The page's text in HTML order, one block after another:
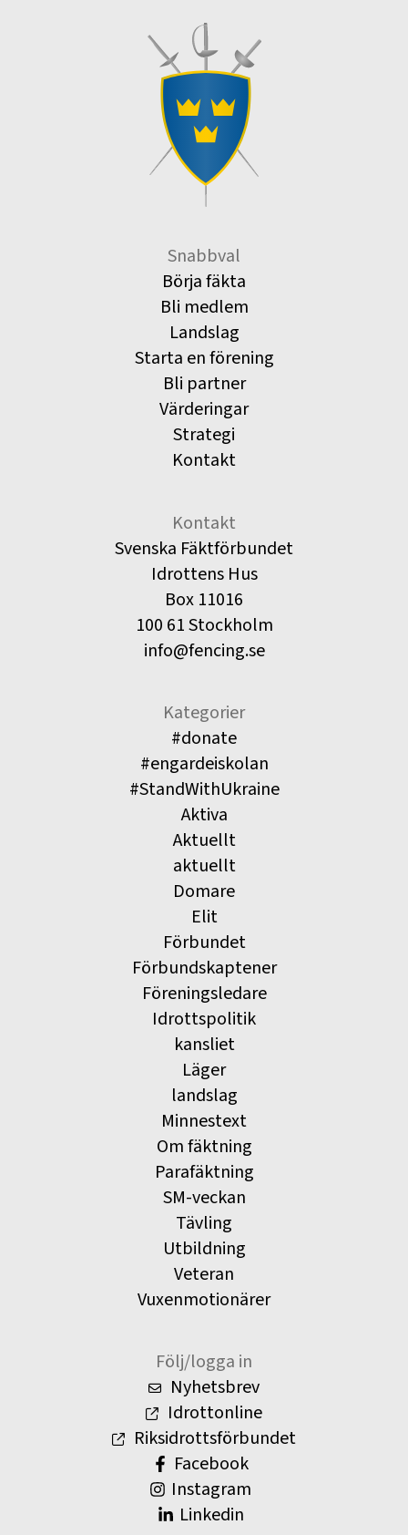
Snabbval
Börja fäkta
Bli medlem
Landslag
Starta en förening
Bli partner
Värderingar
Strategi
Kontakt
Kontakt
Svenska Fäktförbundet
Idrottens Hus
Box 11016
100 61 Stockholm
info@fencing.se
Kategorier
#donate
#engardeiskolan
#StandWithUkraine
Aktiva
Aktuellt
aktuellt
Domare
Elit
Förbundet
Förbundskaptener
Föreningsledare
Idrottspolitik
kansliet
Läger
landslag
Minnestext
Om fäktning
Parafäktning
SM-veckan
Tävling
Utbildning
Veteran
Vuxenmotionärer
Följ/logga in
Nyhetsbrev
Idrottonline
Riksidrottsförbundet
Facebook
Instagram
Linkedin